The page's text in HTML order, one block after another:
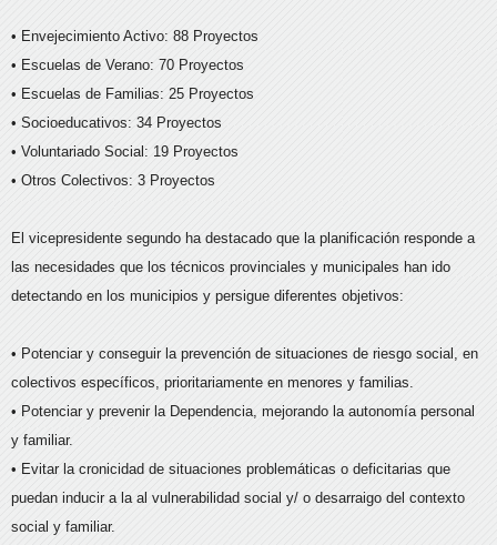
• Envejecimiento Activo: 88 Proyectos
• Escuelas de Verano: 70 Proyectos
• Escuelas de Familias: 25 Proyectos
• Socioeducativos: 34 Proyectos
• Voluntariado Social: 19 Proyectos
• Otros Colectivos: 3 Proyectos
El vicepresidente segundo ha destacado que la planificación responde a
las necesidades que los técnicos provinciales y municipales han ido
detectando en los municipios y persigue diferentes objetivos:
• Potenciar y conseguir la prevención de situaciones de riesgo social, en
colectivos específicos, prioritariamente en menores y familias.
• Potenciar y prevenir la Dependencia, mejorando la autonomía personal
y familiar.
• Evitar la cronicidad de situaciones problemáticas o deficitarias que
puedan inducir a la al vulnerabilidad social y/ o desarraigo del contexto
social y familiar.